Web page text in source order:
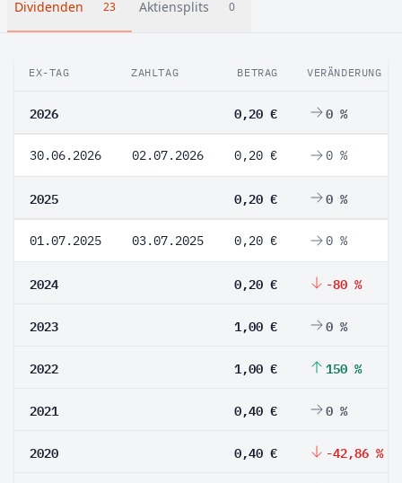
Dividenden 23 Aktiensplits 0
EX-TAG ZAHLTAG BETRAG VERÄNDERUNG
2026 0,20 € 0 %
30.06.2026 02.07.2026 0,20 € 0 %
2025 0,20 € 0 %
01.07.2025 03.07.2025 0,20 € 0 %
2024 0,20 € -80 %
2023 1,00 € 0 %
2022 1,00 € 150 %
2021 0,40 € 0 %
2020 0,40 € -42,86 %